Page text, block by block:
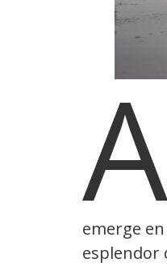
A
emerge
esplendor